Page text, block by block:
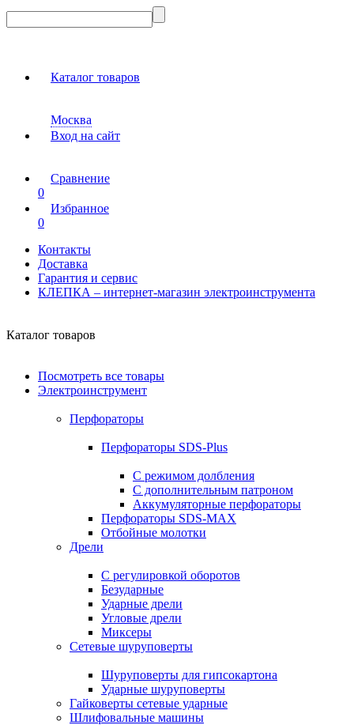
Каталог товаров
Москва
Вход на сайт
Сравнение
0
Избранное
0
Контакты
Доставка
Гарантия и сервис
КЛЕПКА – интернет-магазин электроинструмента
Каталог товаров
Посмотреть все товары
Электроинструмент
Перфораторы
Перфораторы SDS-Plus
С режимом долбления
С дополнительным патроном
Аккумуляторные перфораторы
Перфораторы SDS-MAX
Отбойные молотки
Дрели
С регулировкой оборотов
Безударные
Ударные дрели
Угловые дрели
Миксеры
Сетевые шуруповерты
Шуруповерты для гипсокартона
Ударные шуруповерты
Гайковерты сетевые ударные
Шлифовальные машины